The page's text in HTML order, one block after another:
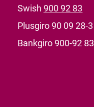
Swish 900 92 83
Plusgiro 90 09 28-3
Bankgiro 900-92 83